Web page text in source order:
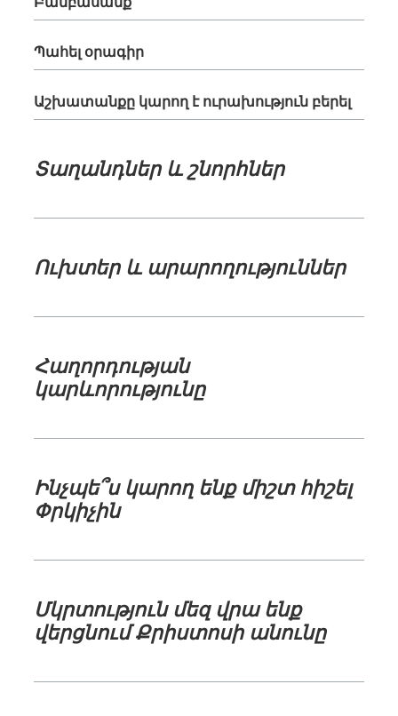
Պահել օրագիր
Աշխատանքը կարող է ուրախություն բերել
Տաղանդներ և շնորհներ
Ուխտեր և արարողություններ
Հաղորդության
կարևորությունը
Ինչպե՞ս կարող ենք միշտ հիշել
Փրկիչին
Մկրտություն մեզ վրա ենք
վերցնում Քրիստոսի անունը